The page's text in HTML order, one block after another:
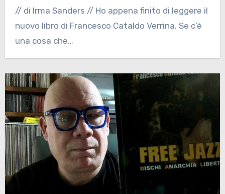
// di Irma Sanders // Ho appena finito di leggere il
nuovo libro di Francesco Cataldo Verrina. Se c’è
una cosa che…